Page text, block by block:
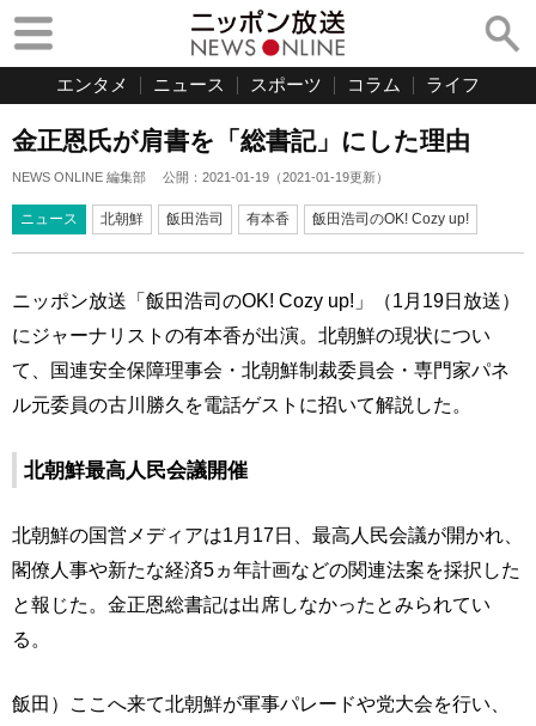
エンタメ ニュース スポーツ コラム ライフ
金正恩氏が肩書を「総書記」にした理由
NEWS ONLINE 編集部 公開： 2021-01-19 （2021-01-19更新）
ニュース 北朝鮮 飯田浩司 有本香 飯田浩司のOK! Cozy up!
ニッポン放送「飯田浩司のOK! Cozy up!」（1月19日放送）
にジャーナリストの有本香が出演。北朝鮮の現状につい
て、国連安全保障理事会・北朝鮮制裁委員会・専門家パネ
ル元委員の古川勝久を電話ゲストに招いて解説した。
北朝鮮最高人民会議開催
北朝鮮の国営メディアは1月17日、最高人民会議が開かれ、
閣僚人事や新たな経済5ヵ年計画などの関連法案を採択した
と報じた。金正恩総書記は出席しなかったとみられてい
る。
飯田）ここへ来て北朝鮮が軍事パレードや党大会を行い、